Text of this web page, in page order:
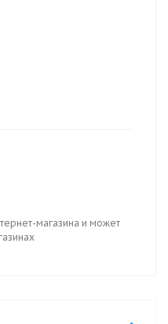
магазина и может